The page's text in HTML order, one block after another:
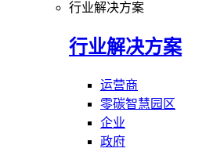
行业解决方案
行业解决方案
运营商
零碳智慧园区
企业
政府